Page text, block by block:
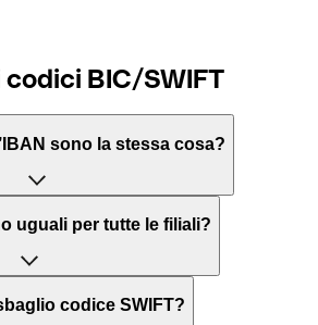
BIC/SWIFT
sono la stessa cosa?
per “Society for Worldwide
pagamenti tra diversi Paesi.
uguali per tutte le filiali?
In alcuni casi le banche utilizzano
codice SWIFT?